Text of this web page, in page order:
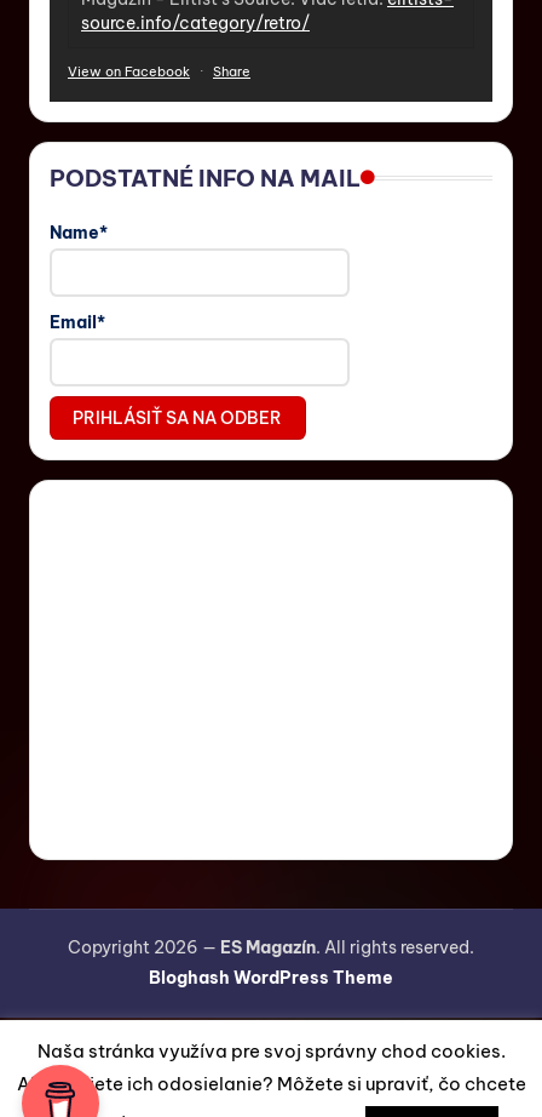
source.info/category/retro/
View on Facebook · Share
PODSTATNÉ INFO NA MAIL
Name*
Email*
Copyright 2026 — ES Magazín. All rights reserved.
Bloghash WordPress Theme
Naša stránka využíva pre svoj správny chod cookies.
Akceptujete ich odosielanie? Môžete si upraviť, čo chcete